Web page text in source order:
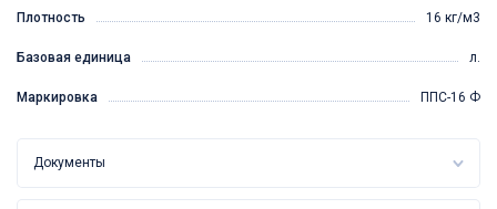
Плотность 16 кг/м3
Базовая единица л.
Маркировка ППС-16 Ф
Документы